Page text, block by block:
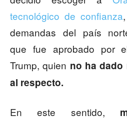
tecnológico de confianza
demandas del país
que fue aprobado por
Trump, quien no ha dado
al respecto.
En este sentido,